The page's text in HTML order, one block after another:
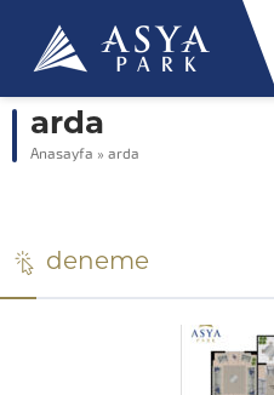
arda
Anasayfa » arda
deneme